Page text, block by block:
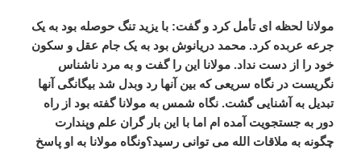
مولانا لحظه ای تأمل کرد و گفت: با یزید تنگ حوصله بود به یک
جرعه عربده کرد. محمد دریانوش بود به یک جام عقل و سکون
خود را از دست نداد. مولانا این را گفت و به مرد ناشناس
نگریست در نگاه سریعی که بین آنها رد وبدل شد بیگانگی آنها
تبدیل به آشنایی گشت. نگاه شمس به مولانا گفته بود از راه
دور به جستجویت آمده ام اما با این بار گران علم وپندارت
چگونه به ملاقات الله می توانی رسید؟ونگاه مولانا به او پاسخ